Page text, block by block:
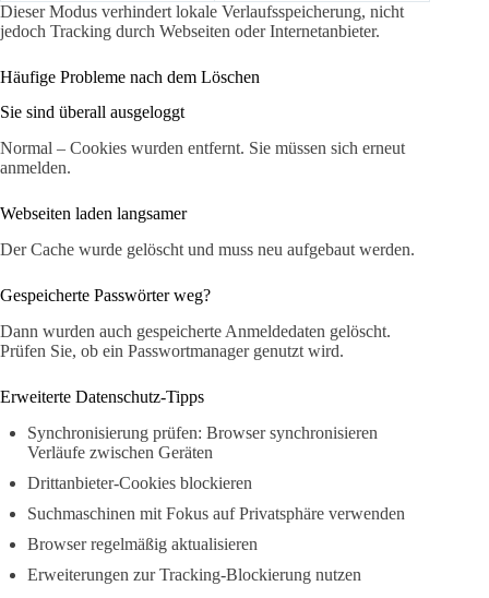
Dieser Modus verhindert lokale Verlaufsspeicherung, nicht
jedoch Tracking durch Webseiten oder Internetanbieter.
Häufige Probleme nach dem Löschen
Sie sind überall ausgeloggt
Normal – Cookies wurden entfernt. Sie müssen sich erneut
anmelden.
Webseiten laden langsamer
Der Cache wurde gelöscht und muss neu aufgebaut werden.
Gespeicherte Passwörter weg?
Dann wurden auch gespeicherte Anmeldedaten gelöscht.
Prüfen Sie, ob ein Passwortmanager genutzt wird.
Erweiterte Datenschutz-Tipps
Synchronisierung prüfen: Browser synchronisieren
Verläufe zwischen Geräten
Drittanbieter-Cookies blockieren
Suchmaschinen mit Fokus auf Privatsphäre verwenden
Browser regelmäßig aktualisieren
Erweiterungen zur Tracking-Blockierung nutzen